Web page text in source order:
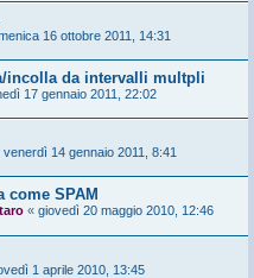
16 ottobre 2011, 14:31
incolla da intervalli multpli
17 gennaio 2011, 22:02
venerdì 14 gennaio 2011, 8:41
come SPAM
« giovedì 20 maggio 2010, 12:46
1 aprile 2010, 13:45